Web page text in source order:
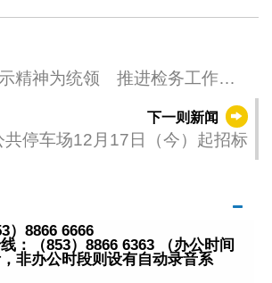
精神为统领 推进检务工作高
下一则新闻
共停车场12月17日（今）起招标
）8866 6666
：（853）8866 6363 （办公时间
非办公时段则设有自动录音系